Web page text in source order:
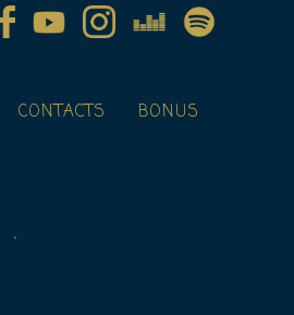
CONTACTS BONUS